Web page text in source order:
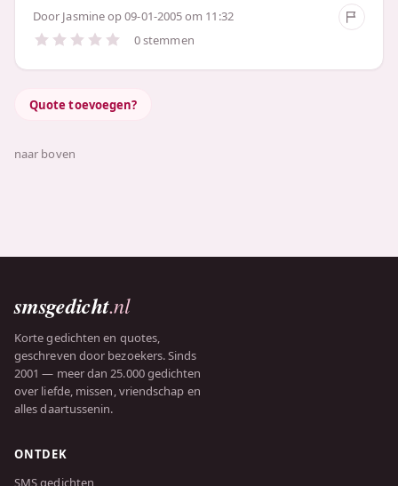
Door Jasmineop 09-01-2005 om 11:32
0 stemmen
Quote toevoegen?
naar boven
smsgedicht.nl
Korte gedichten en quotes,
geschreven door bezoekers. Sinds
2001 — meer dan 25.000 gedichten
over liefde, missen, vriendschap en
alles daartussenin.
ONTDEK
SMS gedichten